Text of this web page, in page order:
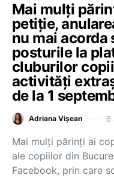
Mai mulți
petiție,
nu mai acorda
posturile la
cluburilor
activități
de la 1
Adriana Vișean 6
Mai mulți părinți ai
ale copiilor din
Facebook, prin care